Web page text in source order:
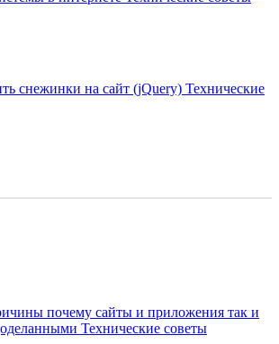
снежинки на сайт (jQuery) Технические
почему сайты и приложения так и
Технические советы